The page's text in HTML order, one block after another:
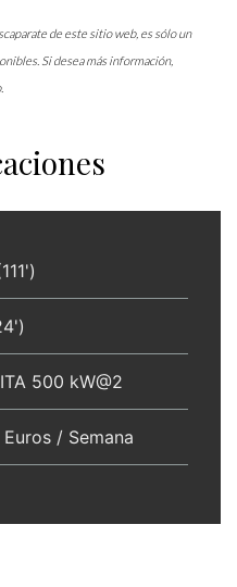
de este sitio web, es sólo un
Si desea más información,
500 kW@2
/ Semana